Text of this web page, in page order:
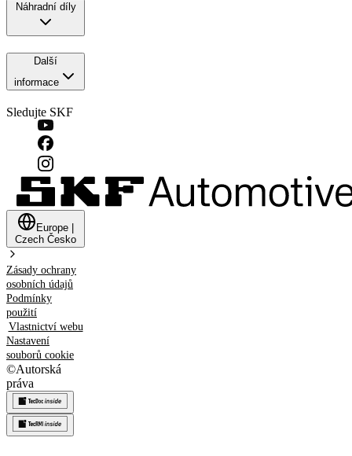
Náhradní díly
Další
informace
Sledujte SKF
Europe
Czech Česko
Zásady ochrany
osobních údajů
Podmínky
použití
Vlastnictví webu
Nastavení
souborů cookie
©Autorská
práva